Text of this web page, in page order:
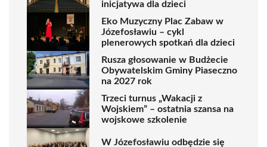
inicjatywa dla dzieci
Eko Muzyczny Plac Zabaw w
Józefosławiu – cykl
plenerowych spotkań dla dzieci
Rusza głosowanie w Budżecie
Obywatelskim Gminy Piaseczno
na 2027 rok
Trzeci turnus „Wakacji z
Wojskiem” – ostatnia szansa na
wojskowe szkolenie
W Józefosławiu odbędzie się